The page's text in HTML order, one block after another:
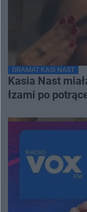
DRAMAT KASI NAST
Kasia Nast
łzami po